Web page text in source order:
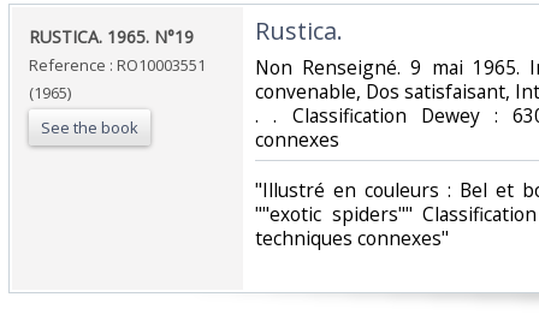
‎RUSTICA. 1965. N°19‎
Reference : RO10003551
(1965)
See the book
‎Rustica.‎
‎Non Renseigné. 9 mai 1965.
convenable, Dos satisfaisant,
. . Classification Dewey :
connexes‎
‎"Illustré en couleurs : Bel et
""exotic spiders""
techniques connexes"‎